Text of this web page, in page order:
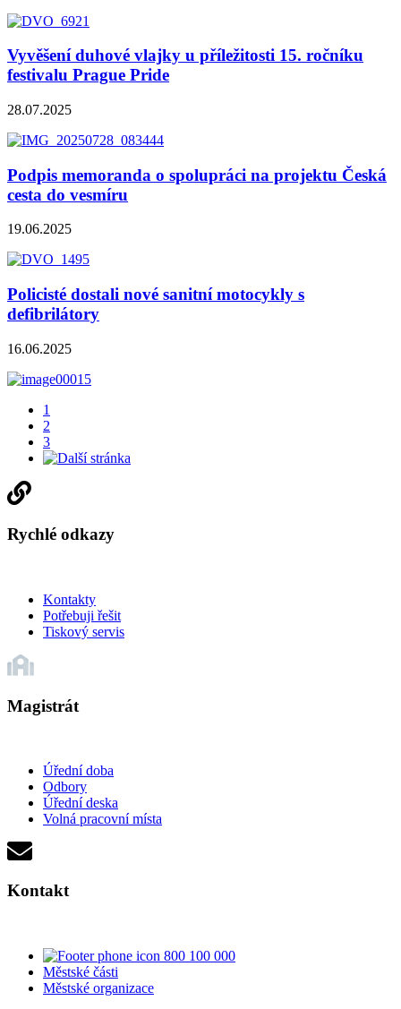
Vyvěšení duhové vlajky u příležitosti 15. ročníku
festivalu Prague Pride
28.07.2025
Podpis memoranda o spolupráci na projektu Česká
cesta do vesmíru
19.06.2025
Policisté dostali nové sanitní motocykly s
defibrilátory
16.06.2025
1
2
3
Rychlé odkazy
Kontakty
Potřebuji řešit
Tiskový servis
Magistrát
Úřední doba
Odbory
Úřední deska
Volná pracovní místa
Kontakt
800 100 000
Městské části
Městské organizace